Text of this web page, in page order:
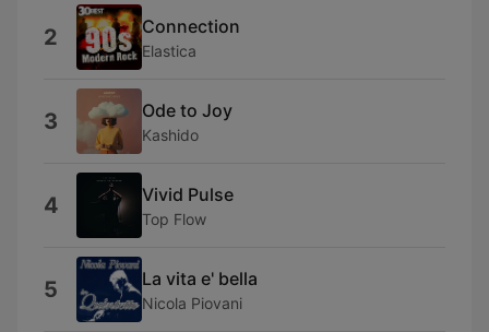
2 Connection
Elastica
3 Ode to Joy
Kashido
4 Vivid Pulse
Top Flow
5 La vita e' bella
Nicola Piovani